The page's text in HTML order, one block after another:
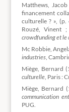
Matthews,
financement
culturelle ? », (p.
Rouzé, Vinent
crowdfunding et le
Mc Robbie,
industries,
Miège, Bernard
culturelle, Paris :
Miège, Bernard
communication
PUG.